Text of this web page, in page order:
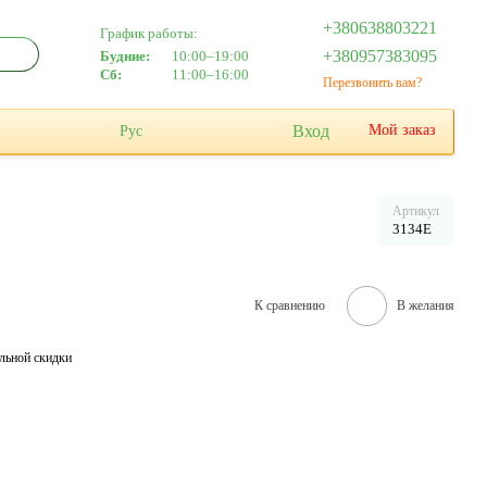
График работы:
Будние:
10:00–19:00
Сб:
11:00–16:00
+380638803221
+380957383095
Перезвонить вам?
Рус Вход Мой заказ
Артикул
3134E
К сравнению В желания
скидки